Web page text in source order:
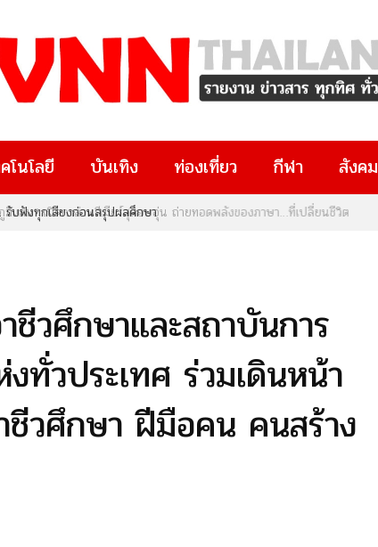
โนโลยี บันเทิง ท่องเที่ยว กีฬา สังคม
สน” เปิดกาล่าพรีเมียร์สุดอบอุ่น ถ่ายทอดพลังของภาษา…ที่เปลี่ยนชีวิต
วศึกษาและสถาบันการ
ทั่วประเทศ ร่วมเดินหน้า
ชีวศึกษา ฝีมือคน คนสร้าง